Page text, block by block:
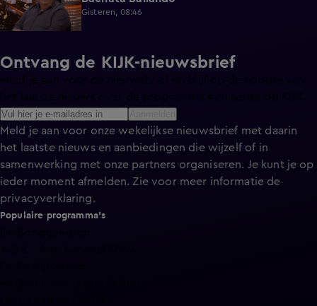
Gisteren, 08:46
Ontvang de KIJK-nieuwsbrief
Meld je aan voor onze wekelijkse nieuwsbrief met daarin
het laatste nieuws en aanbiedingen die wijzelf of in
samenwerking met onze partners organiseren. Je kunt je op
ieder moment afmelden. Zie voor meer informatie de
privacyverklaring.
Populaire programma's